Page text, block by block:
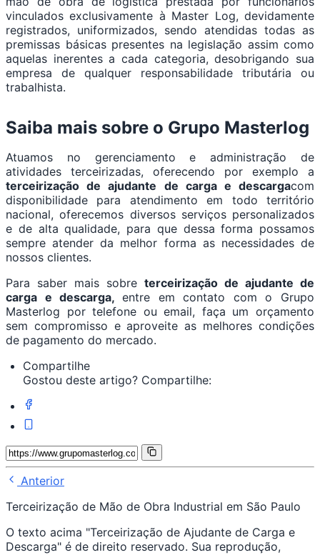
vinculados exclusivamente à Master Log, devidamente
registrados, uniformizados, sendo atendidas todas as
premissas básicas presentes na legislação assim como
aquelas inerentes a cada categoria, desobrigando sua
empresa de qualquer responsabilidade tributária ou
trabalhista.
Saiba mais sobre o Grupo Masterlog
Atuamos no gerenciamento e administração de
atividades terceirizadas, oferecendo por exemplo a
terceirização de ajudante de carga e descargacom
disponibilidade para atendimento em todo território
nacional, oferecemos diversos serviços personalizados
e de alta qualidade, para que dessa forma possamos
sempre atender da melhor forma as necessidades de
nossos clientes.
Para saber mais sobre terceirização de ajudante de
carga e descarga, entre em contato com o Grupo
Masterlog por telefone ou email, faça um orçamento
sem compromisso e aproveite as melhores condições
de pagamento do mercado.
Compartilhe
Gostou deste artigo? Compartilhe:
Anterior
Terceirização de Mão de Obra Industrial em São Paulo
O texto acima "Terceirização de Ajudante de Carga e
Descarga" é de direito reservado. Sua reprodução,